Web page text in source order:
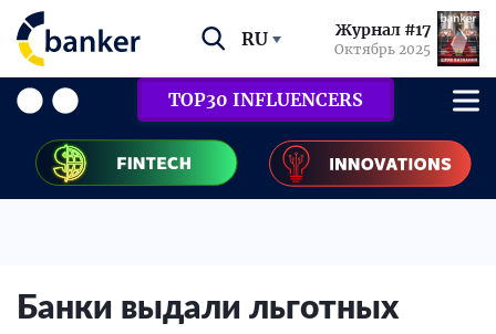
RU Журнал #17
Октябрь 2025
TOP30 INFLUENCERS
Банки выдали льготных